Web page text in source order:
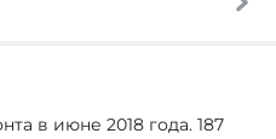
в июне 2018 года. 187